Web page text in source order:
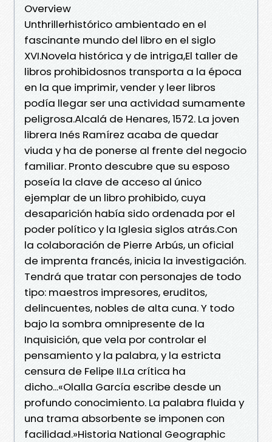
Overview
Unthrillerhistórico ambientado en el
fascinante mundo del libro en el siglo
XVI.Novela histórica y de intriga,El taller de
libros prohibidosnos transporta a la época
en la que imprimir, vender y leer libros
podía llegar ser una actividad sumamente
peligrosa.Alcalá de Henares, 1572. La joven
librera Inés Ramírez acaba de quedar
viuda y ha de ponerse al frente del negocio
familiar. Pronto descubre que su esposo
poseía la clave de acceso al único
ejemplar de un libro prohibido, cuya
desaparición había sido ordenada por el
poder político y la Iglesia siglos atrás.Con
la colaboración de Pierre Arbús, un oficial
de imprenta francés, inicia la investigación.
Tendrá que tratar con personajes de todo
tipo: maestros impresores, eruditos,
delincuentes, nobles de alta cuna. Y todo
bajo la sombra omnipresente de la
Inquisición, que vela por controlar el
pensamiento y la palabra, y la estricta
censura de Felipe II.La crítica ha
dicho...«Olalla García escribe desde un
profundo conocimiento. La palabra fluida y
una trama absorbente se imponen con
facilidad.»Historia National Geographic